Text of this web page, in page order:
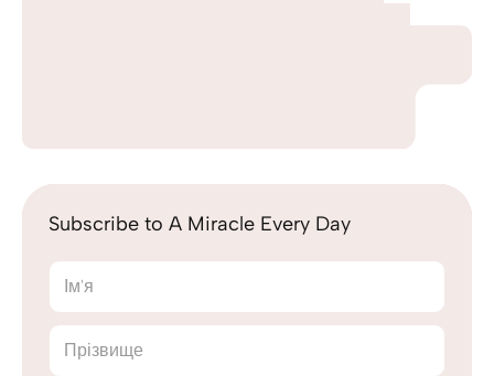
Subscribe to A Miracle Every Day
Ім'я
Прізвище